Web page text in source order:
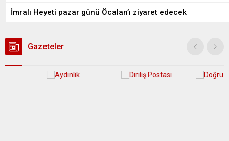
İmralı Heyeti pazar günü Öcalan’ı ziyaret edecek
Gazeteler